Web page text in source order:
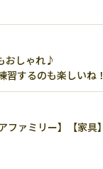
おしゃれ♪
習するのも楽しいね！
ファミリー】【家具】